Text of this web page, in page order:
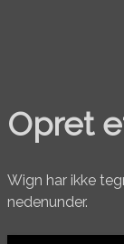
Opret
Wign har ikke
nedenunder.